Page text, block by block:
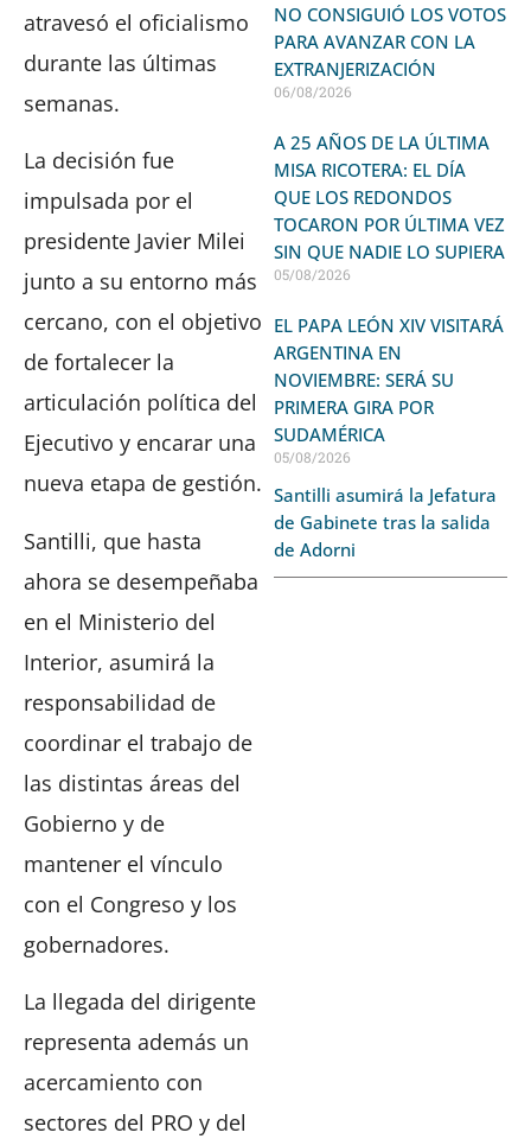
atravesó el oficialismo
durante las últimas
semanas.
La decisión fue
impulsada por el
presidente Javier Milei
junto a su entorno más
cercano, con el objetivo
de fortalecer la
articulación política del
Ejecutivo y encarar una
nueva etapa de gestión.
Santilli, que hasta
ahora se desempeñaba
en el Ministerio del
Interior, asumirá la
responsabilidad de
coordinar el trabajo de
las distintas áreas del
Gobierno y de
mantener el vínculo
con el Congreso y los
gobernadores.
La llegada del dirigente
representa además un
acercamiento con
sectores del PRO y del
NO CONSIGUIÓ LOS VOTOS
PARA AVANZAR CON LA
EXTRANJERIZACIÓN
06/08/2026
A 25 AÑOS DE LA ÚLTIMA
MISA RICOTERA: EL DÍA
QUE LOS REDONDOS
TOCARON POR ÚLTIMA VEZ
SIN QUE NADIE LO SUPIERA
05/08/2026
EL PAPA LEÓN XIV VISITARÁ
ARGENTINA EN
NOVIEMBRE: SERÁ SU
PRIMERA GIRA POR
SUDAMÉRICA
05/08/2026
Santilli asumirá la Jefatura
de Gabinete tras la salida
de Adorni